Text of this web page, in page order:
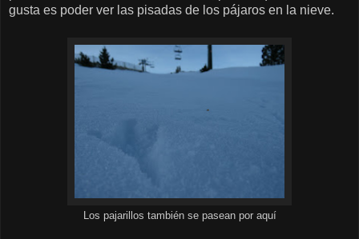
gusta es poder ver las pisadas de los pájaros en la nieve.
Los pajarillos también se pasean por aquí